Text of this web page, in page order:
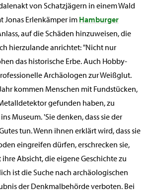
von Schatzjägern in einem Wald
Jonas Erlenkämper im Hamburger
auf die Schäden hinzuweisen, die
hierzulande anrichtet: "Nicht nur
das historische Erbe. Auch Hobby-
Archäologen zur Weißglut.
kommen Menschen mit Fundstücken,
gefunden haben, zu
Museum. 'Sie denken, dass sie der
tun. Wenn ihnen erklärt wird, dass sie
eingreifen dürfen, erschrecken sie,
Absicht, die eigene Geschichte zu
ist die Suche nach archäologischen
der Denkmalbehörde verboten. Bei